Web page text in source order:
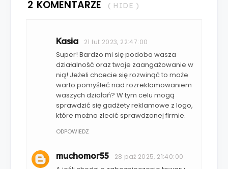
2 KOMENTARZE ( HIDE )
Kasia 21 lut 2023, 22:47:00
Super! Bardzo mi się podoba wasza
działalność oraz twoje zaangażowanie w
nią! Jeżeli chcecie się rozwinąć to może
warto pomyśleć nad rozreklamowaniem
waszych działań? W tym celu mogą
sprawdzić się gadżety reklamowe z logo,
które można zlecić sprawdzonej firmie.
ODPOWIEDZ
muchomor55 28 paź 2025, 21:40:00